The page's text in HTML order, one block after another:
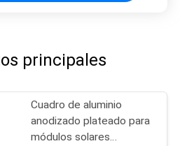
principales
Cuadro de aluminio
anodizado plateado para
módulos solares